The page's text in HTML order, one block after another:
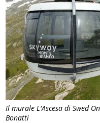
Il murale L'Ascesa di Swed
Bonatti